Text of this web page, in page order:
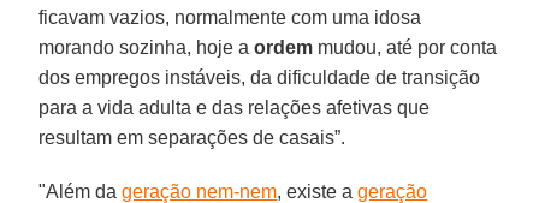
ficavam vazios, normalmente com uma idosa
morando sozinha, hoje aordem mudou, até por conta
dos empregos instáveis, da dificuldade de transição
para a vida adulta e das relações afetivas que
resultam em separações de casais”.
"Além dageração nem-nem, existe ageração